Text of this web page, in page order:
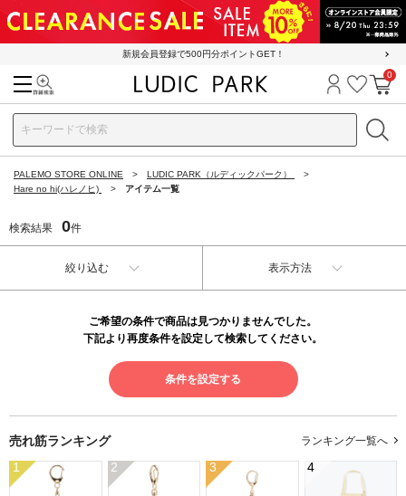
新規会員登録で500円分ポイントGET！
ログイン
お気に
カ
0
PALEMO STORE ONLINE
LUDIC PARK（ルディックパーク）
Hare no hi(ハレノヒ)
アイテム一覧
検索結果 0件
絞り込む 表示方法
ご希望の条件で商品は見つかりませんでした。
下記より再度条件を設定して検索してください。
条件を設定する
売れ筋ランキング ランキング一覧へ
1 2 3 4